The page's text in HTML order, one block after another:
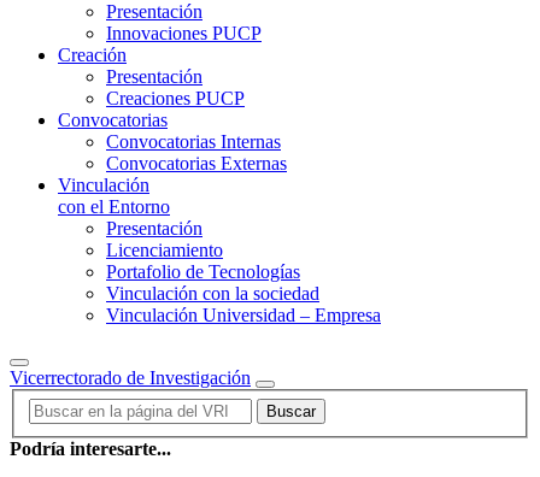
Presentación
Innovaciones PUCP
Creación
Presentación
Creaciones PUCP
Convocatorias
Convocatorias Internas
Convocatorias Externas
Vinculación
con el Entorno
Presentación
Licenciamiento
Portafolio de Tecnologías
Vinculación con la sociedad
Vinculación Universidad – Empresa
Vicerrectorado de Investigación
Buscar
Podría interesarte...